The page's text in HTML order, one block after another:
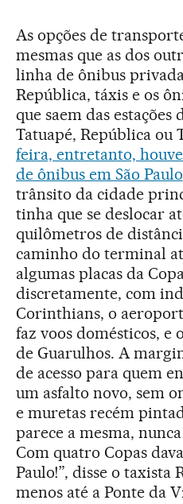
As opções de
mesmas que as dos
linha de ônibus
República, táxis e os
que saem das
Tatuapé, República ou
feira, entretanto,
de ônibus em São Paulo
trânsito da cidade
tinha que se deslocar
quilômetros de
caminho do terminal
algumas placas da
discretamente, com
Corinthians, o
faz voos domésticos,
de Guarulhos. A
de acesso para quem
um asfalto novo, sem
e muretas recém
parece a mesma,
Com quatro Copas
Paulo!”, disse o taxista
menos até a Ponte da